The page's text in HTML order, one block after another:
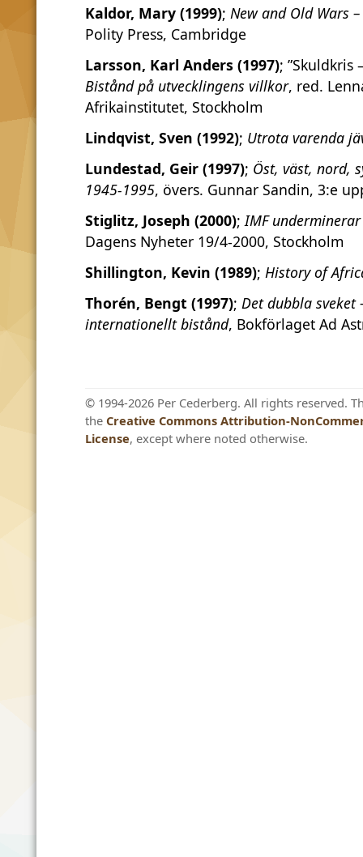
Kaldor, Mary (1999); New and Old Wars
Polity Press, Cambridge
Larsson, Karl Anders (1997); ”Skuldkris
Bistånd på utvecklingens villkor, red.
Afrikainstitutet, Stockholm
Lindqvist, Sven (1992); Utrota varenda
Lundestad, Geir (1997); Öst, väst, nord,
1945-1995, övers. Gunnar Sandin, 3:e
Stiglitz, Joseph (2000);IMF
Dagens Nyheter 19/4-2000, Stockholm
Shillington, Kevin (1989); History of
Thorén, Bengt (1997); Det dubbla sveket
internationellt bistånd, Bokförlaget Ad
© 1994-2026 Per Cederberg. All rights reserved.
the Creative Commons Attribution-
License, except where noted otherwise.